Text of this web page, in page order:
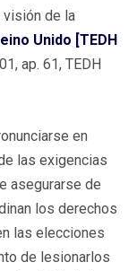
visión de la
Unido [TEDH
ap. 61, TEDH
en
las exigencias
asegurarse de
los derechos
las elecciones
de lesionarlos